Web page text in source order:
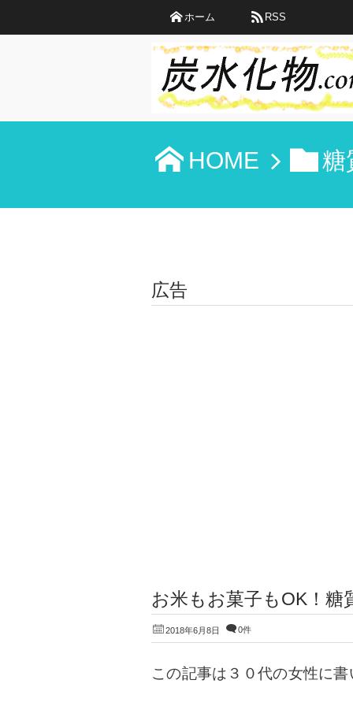
ホーム RSS
HOME 糖
広告
お米もお菓子もOK！糖
2018年6月8日 0件
この記事は３０代の女性に書